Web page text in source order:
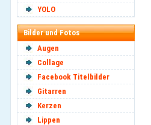
YOLO
Bilder und Fotos
Augen
Collage
Facebook Titelbilder
Gitarren
Kerzen
Lippen